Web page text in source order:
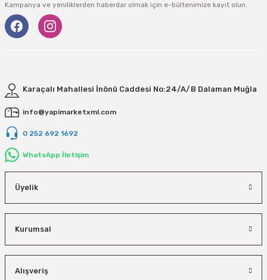
Kampanya ve yeniliklerden haberdar olmak için e-bültenimize kayıt olun.
Karaçalı Mahallesi İnönü Caddesi No:24/A/B Dalaman Muğla
info@yapimarketxml.com
0 252 692 1692
WhatsApp İletişim
Üyelik
Kurumsal
Alışveriş